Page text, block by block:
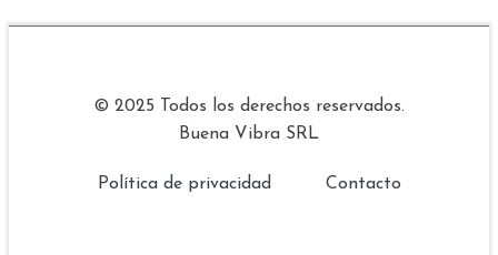
© 2025 Todos los derechos reservados.
Buena Vibra SRL
Política de privacidad Contacto